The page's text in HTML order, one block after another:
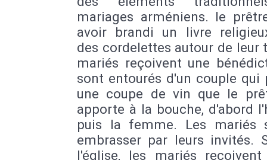
mariages arméniens. le
avoir brandi un livre
des cordelettes autour de leur
mariés reçoivent une
sont entourés d'un couple qui
une coupe de vin que le
apporte à la bouche, d'abord
puis la femme. Les mariés
embrasser par leurs invités.
l'église, les mariés